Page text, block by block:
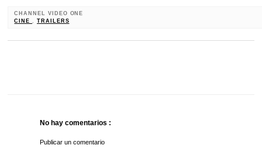
CHANNEL VIDEO ONE
CINE
TRAILERS
No hay comentarios :
Publicar un comentario